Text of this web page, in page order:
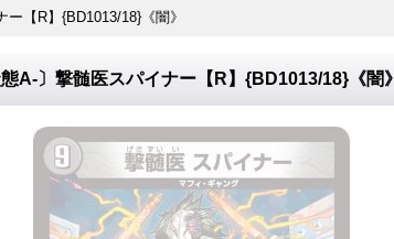
【R】{BD1013/18}《闇》
A-〕撃髄医スパイナー【R】{BD1013/18}《闇》